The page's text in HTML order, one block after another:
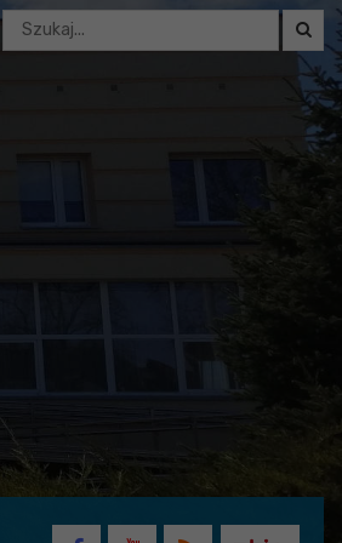
Wyszukaj